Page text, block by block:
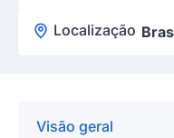
Localização
Visão geral